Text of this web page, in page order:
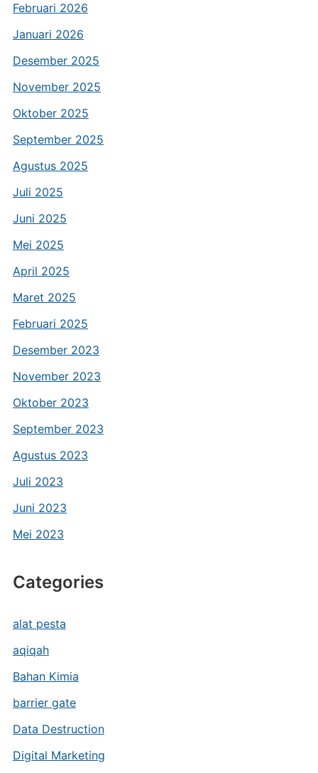
Februari 2026
Januari 2026
Desember 2025
November 2025
Oktober 2025
September 2025
Agustus 2025
Juli 2025
Juni 2025
Mei 2025
April 2025
Maret 2025
Februari 2025
Desember 2023
November 2023
Oktober 2023
September 2023
Agustus 2023
Juli 2023
Juni 2023
Mei 2023
Categories
alat pesta
aqiqah
Bahan Kimia
barrier gate
Data Destruction
Digital Marketing